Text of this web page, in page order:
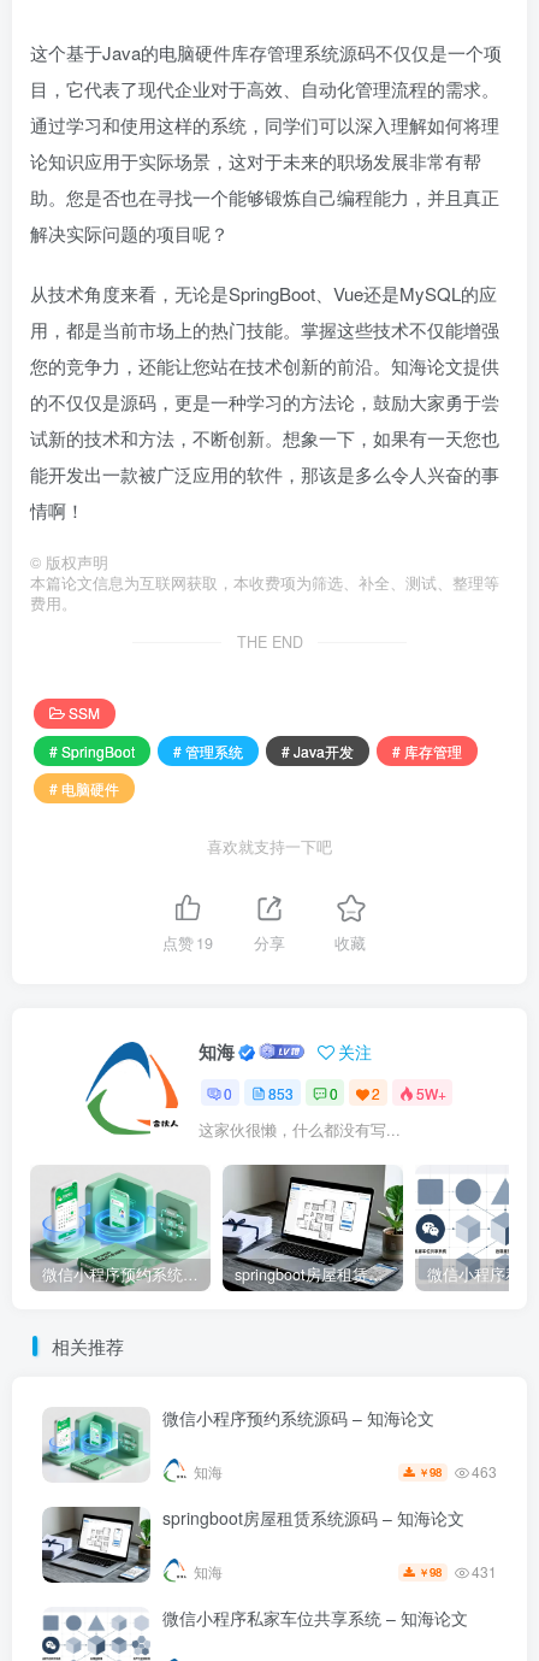
这个基于Java的电脑硬件库存管理系统源码不仅仅是一个项
目，它代表了现代企业对于高效、自动化管理流程的需求。
通过学习和使用这样的系统，同学们可以深入理解如何将理
论知识应用于实际场景，这对于未来的职场发展非常有帮
助。您是否也在寻找一个能够锻炼自己编程能力，并且真正
解决实际问题的项目呢？
从技术角度来看，无论是SpringBoot、Vue还是MySQL的应
用，都是当前市场上的热门技能。掌握这些技术不仅能增强
您的竞争力，还能让您站在技术创新的前沿。知海论文提供
的不仅仅是源码，更是一种学习的方法论，鼓励大家勇于尝
试新的技术和方法，不断创新。想象一下，如果有一天您也
能开发出一款被广泛应用的软件，那该是多么令人兴奋的事
情啊！
© 版权声明
本篇论文信息为互联网获取，本收费项为筛选、补全、测试、整理等
费用。
THE END
SSM
# SpringBoot
# 管理系统 # Java开发
# 库存管理
# 电脑硬件
喜欢就支持一下吧
点赞19 分享 收藏
知海 关注
0 853 0 2 5W+
这家伙很懒，什么都没有写...
微信小程序预约系统源码 – 知海论文 springboot房屋租赁系统源码 – 知海论文
相关推荐
微信小程序预约系统源码 – 知海论文
知海 ￥98 463
springboot房屋租赁系统源码 – 知海论文
知海 ￥98 431
微信小程序私家车位共享系统 – 知海论文